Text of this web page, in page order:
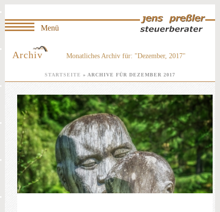
Archiv Monatliches Archiv für: "Dezember, 2017"
STARTSEITE » ARCHIVE FÜR DEZEMBER 2017